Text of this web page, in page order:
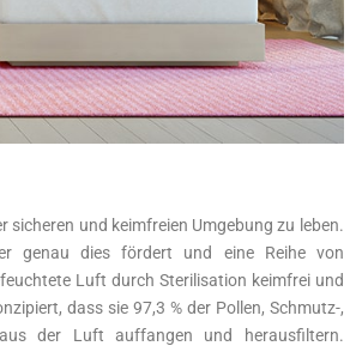
und keimfreien Umgebung zu leben.
genau dies fördert und eine Reihe von
Luft durch Sterilisation keimfrei und
dass sie 97,3 % der Pollen, Schmutz-,
der Luft auffangen und herausfiltern.